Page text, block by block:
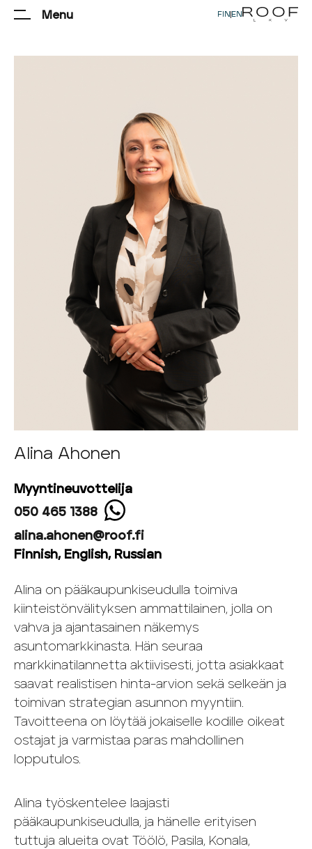
FIN EN
Menu
Alina Ahonen
Myyntineuvottelija
050 465 1388
alina.ahonen@roof.fi
Finnish, English, Russian
Alina on pääkaupunkiseudulla toimiva
kiinteistönvälityksen ammattilainen, jolla on
vahva ja ajantasainen näkemys
asuntomarkkinasta. Hän seuraa
markkinatilannetta aktiivisesti, jotta asiakkaat
saavat realistisen hinta-arvion sekä selkeän ja
toimivan strategian asunnon myyntiin.
Tavoitteena on löytää jokaiselle kodille oikeat
ostajat ja varmistaa paras mahdollinen
lopputulos.
Alina työskentelee laajasti
pääkaupunkiseudulla, ja hänelle erityisen
tuttuja alueita ovat Töölö, Pasila, Konala,